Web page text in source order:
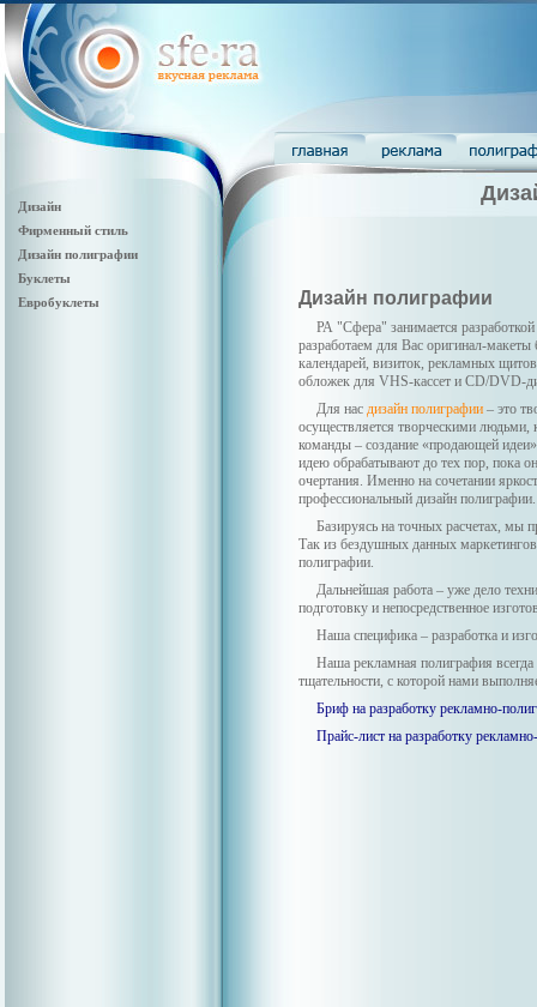
Дизайн
Фирменный стиль
Дизайн полиграфии
Буклеты
Евробуклеты
Дизайн полиграфии
РА "Сфера" занимается
разработаем для Вас оригинал-макеты
календарей, визиток, рекламных
обложек для VHS-кассет и CD/DVD-
Для нас дизайн полиграфии – это
осуществляется творческими людьми,
команды – создание «продающей
идею обрабатывают до тех пор, пока
очертания. Именно на сочетании
профессиональный дизайн полиграфии.
Базируясь на точных расчетах, мы
Так из бездушных данных
полиграфии.
Дальнейшая работа – уже дело
подготовку и непосредственное
Наша специфика – разработка и
Наша рекламная полиграфия
тщательности, с которой нами
Бриф на разработку рекламно-
Прайс-лист на разработку